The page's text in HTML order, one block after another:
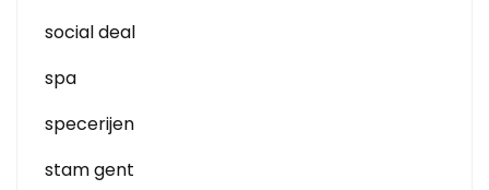
social deal
spa
specerijen
stam gent